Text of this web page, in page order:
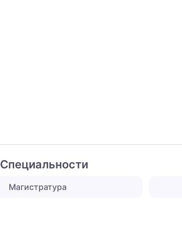
Специальности
Магистратура